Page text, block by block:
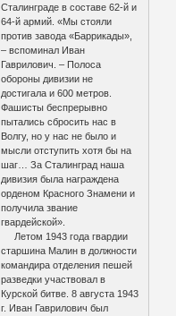
Сталинграде в составе 62-й и
64-й армий. «Мы стояли
против завода «Баррикады»,
– вспоминал Иван
Гаврилович. – Полоса
обороны дивизии не
достигала и 600 метров.
Фашисты беспрерывно
пытались сбросить нас в
Волгу, но у нас не было и
мысли отступить хотя бы на
шаг… За Сталинград наша
дивизия была награждена
орденом Красного Знамени и
получила звание
гвардейской».
Летом 1943 года гвардии
старшина Малин в должности
командира отделения пешей
разведки участвовал в
Курской битве. 8 августа 1943
г. Иван Гаврилович был